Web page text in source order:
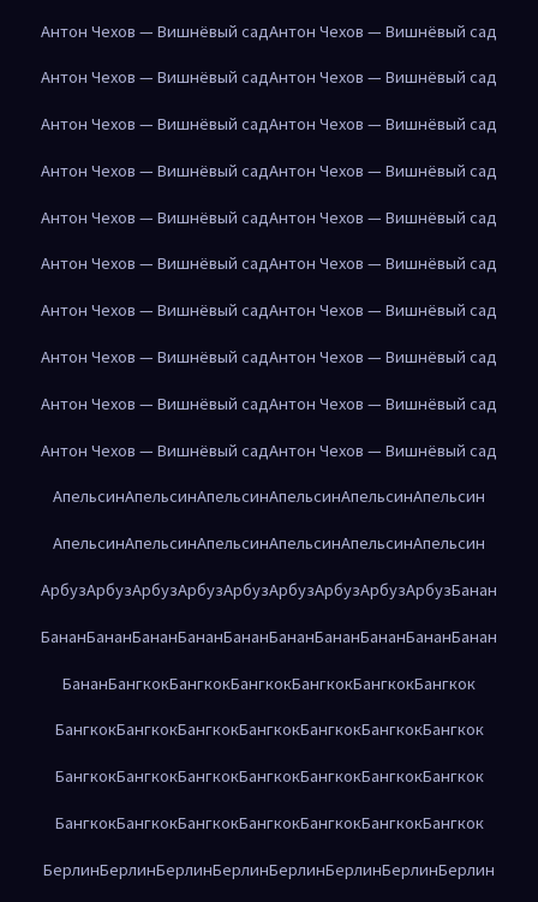
Антон Чехов — Вишнёвый садАнтон Чехов — Вишнёвый сад
Антон Чехов — Вишнёвый садАнтон Чехов — Вишнёвый сад
Антон Чехов — Вишнёвый садАнтон Чехов — Вишнёвый сад
Антон Чехов — Вишнёвый садАнтон Чехов — Вишнёвый сад
Антон Чехов — Вишнёвый садАнтон Чехов — Вишнёвый сад
Антон Чехов — Вишнёвый садАнтон Чехов — Вишнёвый сад
Антон Чехов — Вишнёвый садАнтон Чехов — Вишнёвый сад
Антон Чехов — Вишнёвый садАнтон Чехов — Вишнёвый сад
Антон Чехов — Вишнёвый садАнтон Чехов — Вишнёвый сад
Антон Чехов — Вишнёвый садАнтон Чехов — Вишнёвый сад
АпельсинАпельсинАпельсинАпельсинАпельсинАпельсин
АпельсинАпельсинАпельсинАпельсинАпельсинАпельсин
АрбузАрбузАрбузАрбузАрбузАрбузАрбузАрбузАрбузБанан
БананБананБананБананБананБананБананБананБананБанан
БананБангкокБангкокБангкокБангкокБангкокБангкок
БангкокБангкокБангкокБангкокБангкокБангкокБангкок
БангкокБангкокБангкокБангкокБангкокБангкокБангкок
БангкокБангкокБангкокБангкокБангкокБангкокБангкок
БерлинБерлинБерлинБерлинБерлинБерлинБерлинБерлин